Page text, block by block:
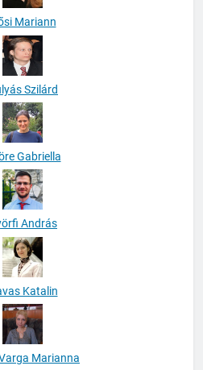
Mariann
Szilárd
Gabriella
András
Katalin
Marianna